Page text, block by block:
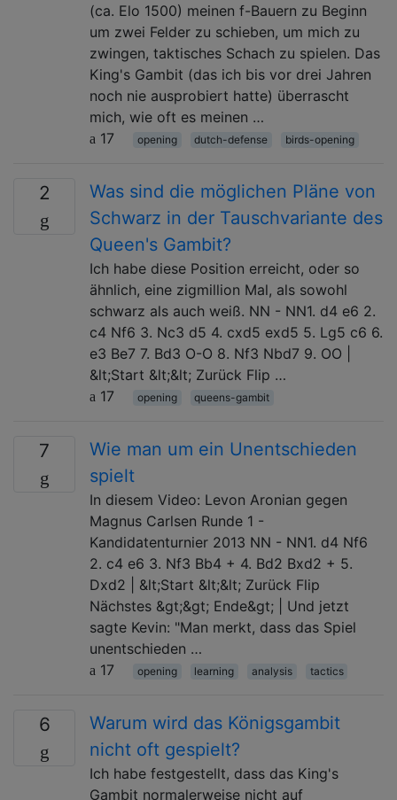
(ca. Elo 1500) meinen f-Bauern zu Beginn
um zwei Felder zu schieben, um mich zu
zwingen, taktisches Schach zu spielen. Das
King's Gambit (das ich bis vor drei Jahren
noch nie ausprobiert hatte) überrascht
mich, wie oft es meinen …
17
opening dutch-defense birds-opening
2
Was sind die möglichen Pläne von
Schwarz in der Tauschvariante des
Queen's Gambit?
Ich habe diese Position erreicht, oder so
ähnlich, eine zigmillion Mal, als sowohl
schwarz als auch weiß. NN - NN1. d4 e6 2.
c4 Nf6 3. Nc3 d5 4. cxd5 exd5 5. Lg5 c6 6.
e3 Be7 7. Bd3 O-O 8. Nf3 Nbd7 9. OO |
&lt;Start &lt;&lt; Zurück Flip …
17
opening queens-gambit
7
Wie man um ein Unentschieden
spielt
In diesem Video: Levon Aronian gegen
Magnus Carlsen Runde 1 -
Kandidatenturnier 2013 NN - NN1. d4 Nf6
2. c4 e6 3. Nf3 Bb4 + 4. Bd2 Bxd2 + 5.
Dxd2 | &lt;Start &lt;&lt; Zurück Flip
Nächstes &gt;&gt; Ende&gt; | Und jetzt
sagte Kevin: "Man merkt, dass das Spiel
unentschieden …
17
opening learning analysis tactics
6
Warum wird das Königsgambit
nicht oft gespielt?
Ich habe festgestellt, dass das King's
Gambit normalerweise nicht auf